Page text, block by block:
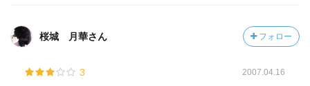
桜城 月華さん フォロー
3 2007.04.16